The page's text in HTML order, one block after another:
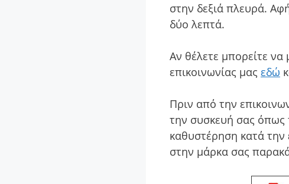
στην δεξιά πλευρά.
δύο λεπτά.
Αν θέλετε μπορείτε
επικοινωνίας μας εδώ
Πριν από την
την συσκευή σας όπως
καθυστέρηση κατά την
στην μάρκα σας